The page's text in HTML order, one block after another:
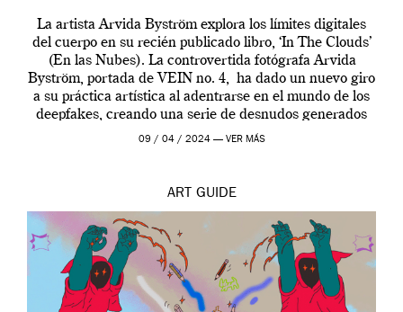
La artista Arvida Byström explora los límites digitales
del cuerpo en su recién publicado libro, ‘In The Clouds’
(En las Nubes). La controvertida fotógrafa Arvida
Byström, portada de VEIN no. 4, ha dado un nuevo giro
a su práctica artística al adentrarse en el mundo de los
deepfakes, creando una serie de desnudos generados
por […]
09 / 04 / 2024 — VER MÁS
ART GUIDE